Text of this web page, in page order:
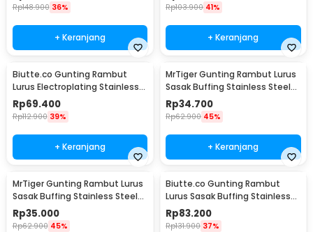
Rp148.900 36%
+ Keranjang
Rp103.900 41%
+ Keranjang
Biutte.co Gunting Rambut
Lurus Electroplating Stainless
Steel 4Cr13 - M132
Rp69.400
Rp112.900 39%
+ Keranjang
MrTiger Gunting Rambut Lurus
Sasak Buffing Stainless Steel
4Cr13 Thinning 5.5 Inch - 440C
Rp34.700
Rp62.900 45%
+ Keranjang
MrTiger Gunting Rambut Lurus
Sasak Buffing Stainless Steel
4Cr13 Cutting 5.5 Inch - 440C
Rp35.000
Rp62.900 45%
Biutte.co Gunting Rambut
Lurus Sasak Buffing Stainless
4Cr13 2 PCS 5.5 Inch - 440C
Rp83.200
Rp131.900 37%